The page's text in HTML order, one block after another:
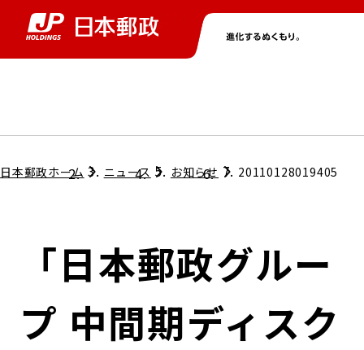
グループ情報トップ
コンプライアンス
ガバナンス
株主・投資家情報トップ
個人投資家のみなさまへ
株式情報
ニューストップ
サステナビリティトップ
担当役員メッセージ
サステナビリティマネジメント
採用情報トップ
日本郵政ホーム ニュース お知らせ 20110128019405
「日本郵政グルー
プ 中間期ディスク